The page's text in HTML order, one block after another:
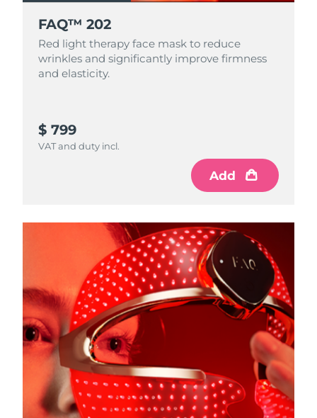
FAQ™ 202
Red light therapy face mask to reduce
wrinkles and significantly improve firmness
and elasticity.
$ 799
VAT and duty incl.
Add